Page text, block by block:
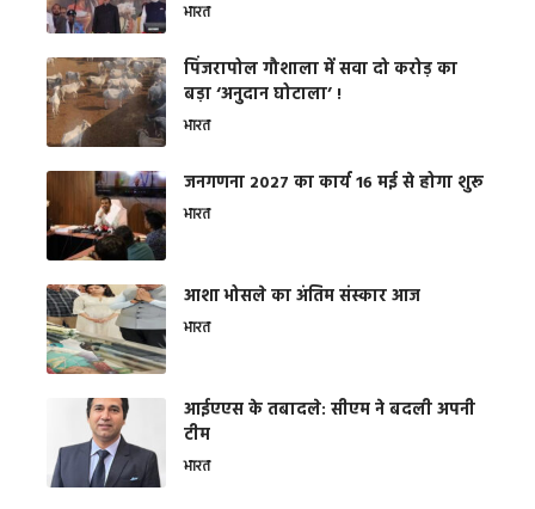
भारत
​पिंजरापोल गौशाला में सवा दो करोड़ का
बड़ा ‘अनुदान घोटाला’ !
भारत
जनगणना 2027 का कार्य 16 मई से होगा शुरू
भारत
आशा भोसले का अंतिम संस्कार आज
भारत
आईएएस के तबादले: सीएम ने बदली अपनी
टीम
भारत